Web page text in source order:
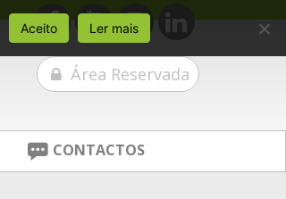
Área Reservada
CONTACTOS
Aceito Ler mais